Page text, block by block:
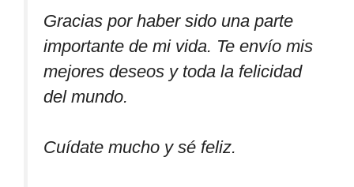
Gracias por haber sido una parte
importante de mi vida. Te envío mis
mejores deseos y toda la felicidad
del mundo.
Cuídate mucho y sé feliz.